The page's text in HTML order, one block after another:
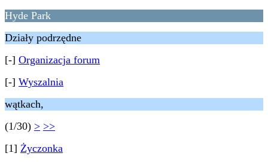
Hyde Park
Działy podrzędne
[-] Organizacja forum
[-] Wyszalnia
wątkach,
(1/30) > >>
[1] Życzonka